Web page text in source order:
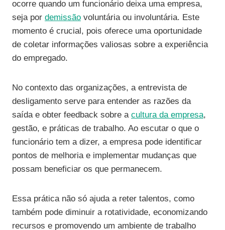
ocorre quando um funcionário deixa uma empresa,
seja por demissão voluntária ou involuntária. Este
momento é crucial, pois oferece uma oportunidade
de coletar informações valiosas sobre a experiência
do empregado.
No contexto das organizações, a entrevista de
desligamento serve para entender as razões da
saída e obter feedback sobre a cultura da empresa,
gestão, e práticas de trabalho. Ao escutar o que o
funcionário tem a dizer, a empresa pode identificar
pontos de melhoria e implementar mudanças que
possam beneficiar os que permanecem.
Essa prática não só ajuda a reter talentos, como
também pode diminuir a rotatividade, economizando
recursos e promovendo um ambiente de trabalho